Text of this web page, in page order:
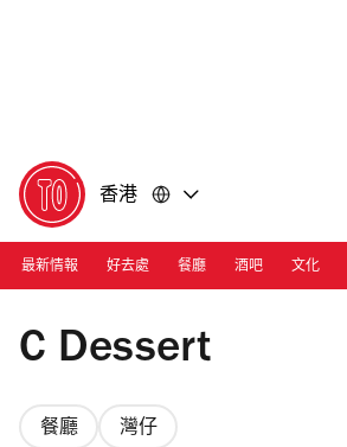
香港
最新情報 好去處 餐廳 酒吧 文化
Photograph: Courtesy C Dessert | C
C Dessert
餐廳 灣仔